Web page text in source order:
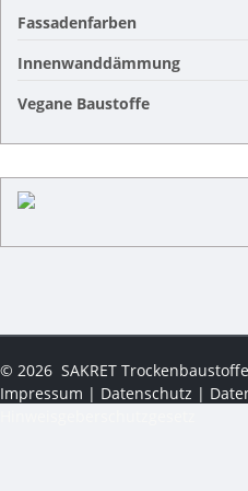
Fassadenfarben
Innenwanddämmung
Vegane Baustoffe
© 2026 SAKRET
Impressum | Datenschutz |